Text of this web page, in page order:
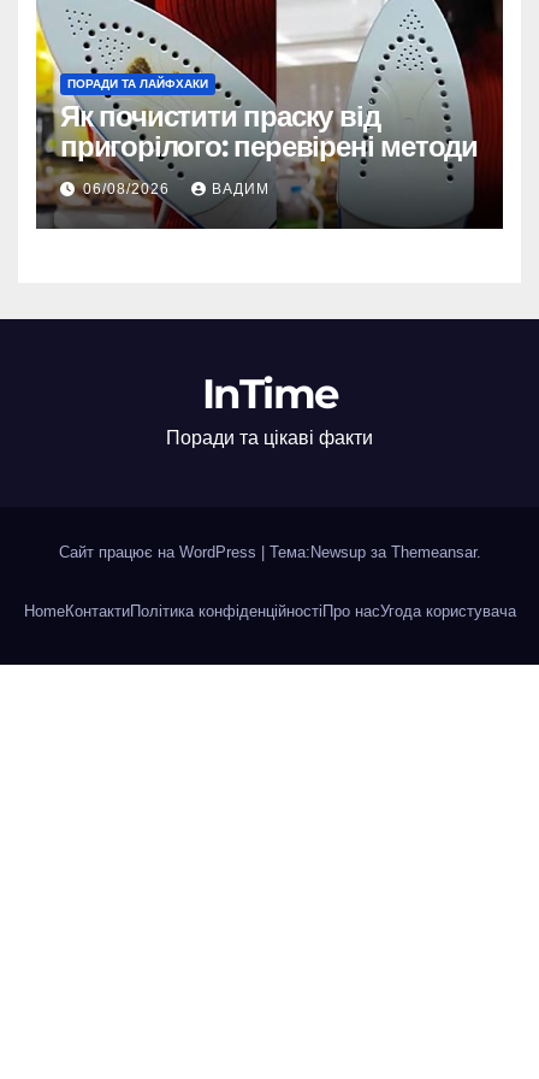
ПОРАДИ ТА ЛАЙФХАКИ
Як почистити праску від
пригорілого: перевірені методи
06/08/2026 ВАДИМ
InTime
Поради та цікаві факти
Сайт працює на WordPress Тема:Newsup за Themeansar.
HomeКонтактиПолітика конфіденційності Про насУгода користувача